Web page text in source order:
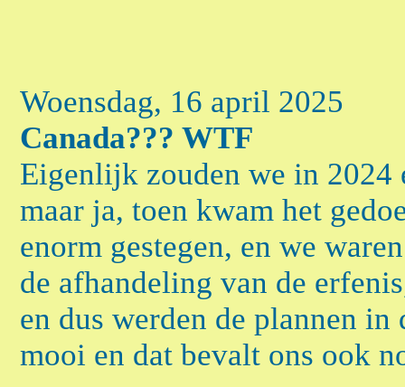
Woensdag, 16 april 2025
Canada??? WTF
Eigenlijk zouden we in 2024
maar ja, toen kwam het
enorm gestegen, en we
de afhandeling van de
en dus werden de plannen
mooi en dat bevalt ons ook